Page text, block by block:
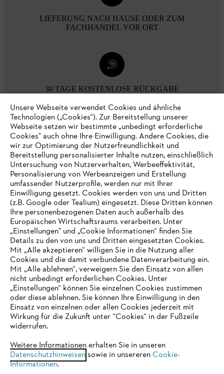
LIEFERUNG NACH HAUSE ODER ZUM
FACHHANDEL VOR ORT
30 TAGE KOSTENLOSE RÜCKGABE
Zahlungsmöglichkeiten
Unternehmen
Online Shop
Service
Allgemeine Geschäftsbedingungen
IHR BROWSER WIRD NICHT
UNTERSTÜTZT
eine optimale Nutzung unserer Seite empfehlen wir Ihnen, zu
einem der folgenden Browser zu wechseln:
Unsere Webseite verwendet Cookies und ähnliche
Technologien („Cookies“). Zur Bereitstellung unserer
Webseite setzen wir bestimmte „unbedingt erforderliche
Cookies" auch ohne Ihre Einwilligung. Andere Cookies, die
wir zur Optimierung der Nutzerfreundlichkeit und
Bereitstellung personalisierter Inhalte nutzen, einschließlich
Untersuchung von Nutzerverhalten, Werbeeffektivität,
Personalisierung von Werbeanzeigen und Erstellung
umfassender Nutzerprofile, werden nur mit Ihrer
Einwilligung gesetzt. Cookies werden von uns und Dritten
(z.B. Google oder Tealium) eingesetzt. Diese Dritten können
Ihre personenbezogenen Daten auch außerhalb des
Europäischen Wirtschaftsraums verarbeiten. Unter
„Einstellungen" und „Cookie Informationen“ finden Sie
Details zu den von uns und Dritten eingesetzten Cookies.
Mit „Alle akzeptieren“ willigen Sie in die Nutzung aller
Cookies und die damit verbundene Datenverarbeitung ein.
Mit „Alle ablehnen“, verweigern Sie den Einsatz von allen
nicht unbedingt erforderlichen Cookies. Unter
„Einstellungen“ können Sie einzelnen Cookies zustimmen
oder diese ablehnen. Sie können Ihre Einwilligung in den
Einsatz von einzelnen oder allen Cookies jederzeit mit
Wirkung für die Zukunft unter “Cookies“ in der Fußzeile
widerrufen.
Weitere Informationen erhalten Sie in unseren
Datenschutzhinweisensowie in unsereren Cookie-
Informationen.